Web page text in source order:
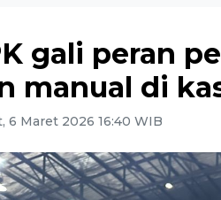
gali peran
manual di
6 Maret 2026 16:40 WIB